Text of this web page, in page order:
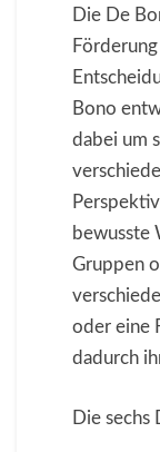
Die De
Bono
dabei um
bewusste
Gruppen
oder eine
dadurch
Die sechs